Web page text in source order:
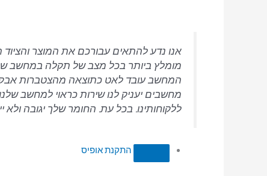
אנו נדע להתאים עבורכם את המוצר
מומלץ ביותר בכל מצב של תקלה במחשב
המחשב עובד לאט כתוצאה מהצטברות אבק
מחשבים יעניק לנו שירות כראוי למחשב
ללקוחותינו. בכל עת. החומר שלך יגובה
התקנת אופיס